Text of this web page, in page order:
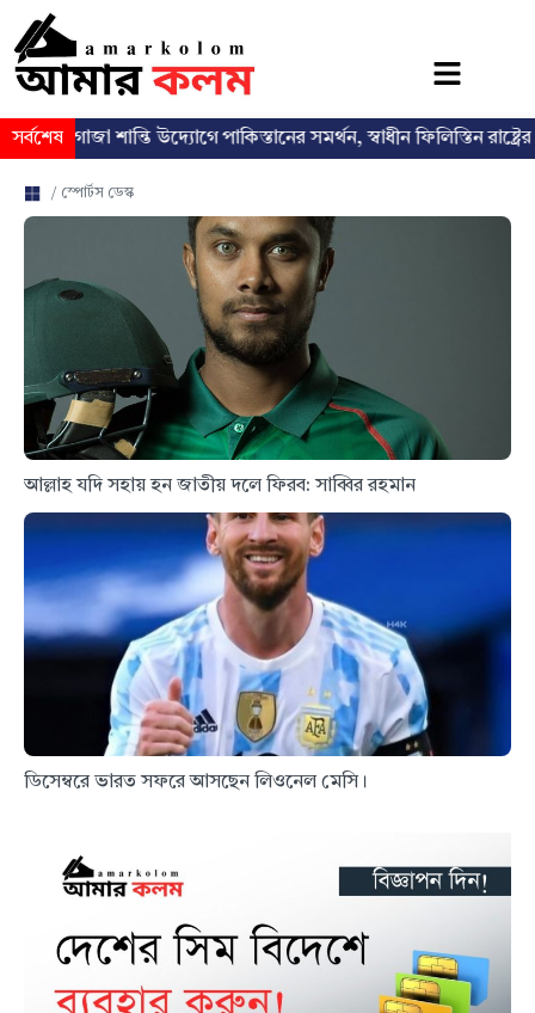
সর্বশেষগাজা শান্তি উদ্যোগে পাকিস্তানের সমর্থন, স্বাধীন ফিলিস্তিন রাষ্ট্রের
/ স্পোর্টস ডেস্ক
আল্লাহ যদি সহায় হন জাতীয় দলে ফিরব: সাব্বির রহমান
ডিসেম্বরে ভারত সফরে আসছেন লিওনেল মেসি।